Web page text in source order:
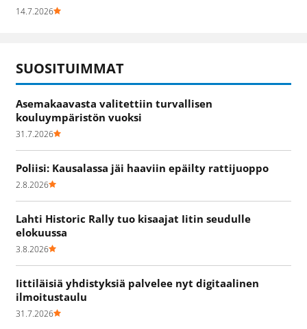
14.7.2026
SUOSITUIMMAT
Asemakaavasta valitettiin turvallisen
kouluympäristön vuoksi
31.7.2026
Poliisi: Kausalassa jäi haaviin epäilty rattijuoppo
2.8.2026
Lahti Historic Rally tuo kisaajat Iitin seudulle
elokuussa
3.8.2026
Iittiläisiä yhdistyksiä palvelee nyt digitaalinen
ilmoitustaulu
31.7.2026